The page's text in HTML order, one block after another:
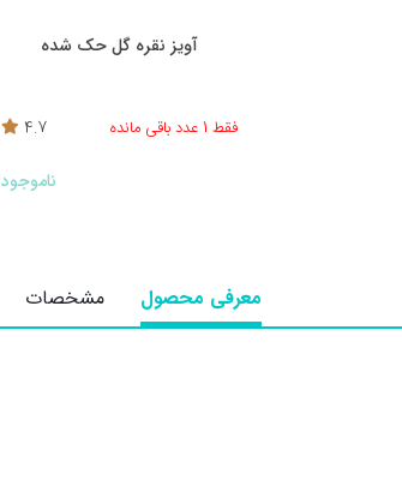
آویز نقره گل حک شده
فقط 1 عدد باقی مانده
4.7
ناموجود
معرفی محصول مشخصات